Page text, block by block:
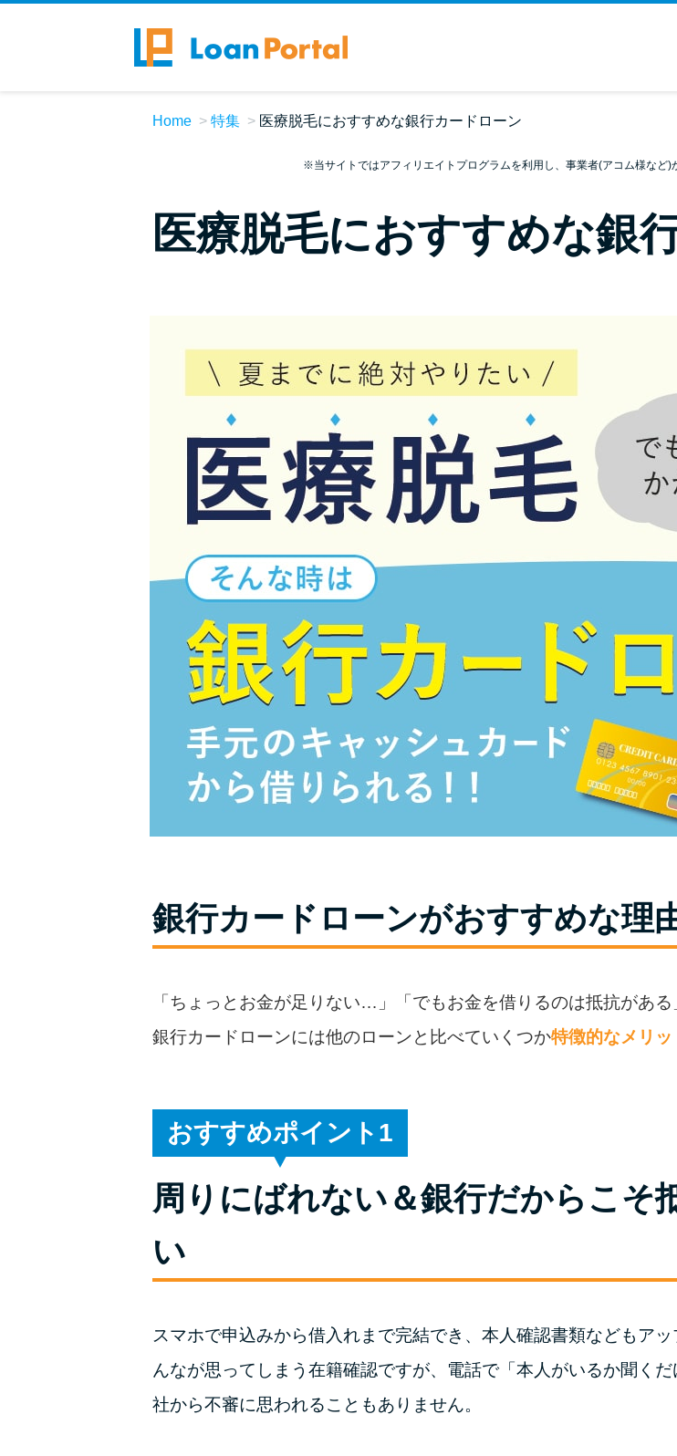
Home 特集 医療脱毛におすすめな銀行カードローン
※当サイトではアフィリエイトプログラムを利用し、事業者(アコム様など)
医療脱毛におすすめな銀
銀行カードローンがおすすめな理
「ちょっとお金が足りない…」「でもお金を借りるのは抵抗があ
銀行カードローンには他のローンと比べていくつか特徴的なメリッ
おすすめポイント
周りにばれない＆銀行だからこそ
い
スマホで申込みから借入れまで完結でき、本人確認書類などもア
んなが思ってしまう在籍確認ですが、電話で「本人がいるか聞く
社から不審に思われることもありません。